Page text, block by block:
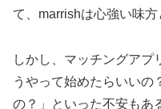
て、marrishは心強い味方
しかし、マッチングアプ
うやって始めたらいいの
の？」といった不安もあ